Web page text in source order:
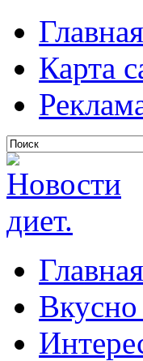
Главная
Карта
Главная
Вкусно